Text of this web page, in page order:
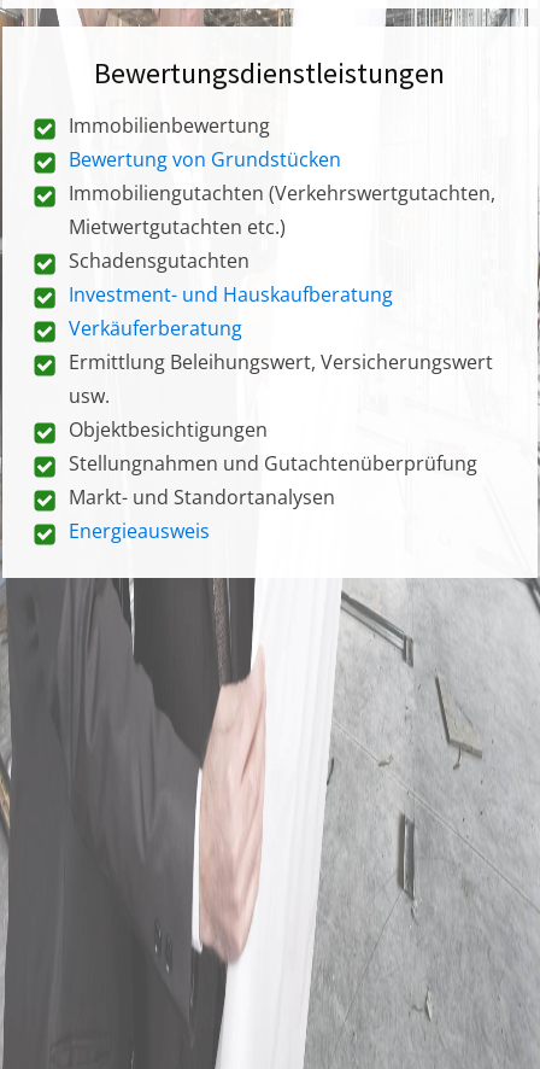
Bewertungsdienstleistungen
Immobilienbewertung
Bewertung von Grundstücken
Immobiliengutachten (Verkehrswertgutachten,
Mietwertgutachten etc.)
Schadensgutachten
Investment- und Hauskaufberatung
Verkäuferberatung
Ermittlung Beleihungswert, Versicherungswert
usw.
Objektbesichtigungen
Stellungnahmen und Gutachtenüberprüfung
Markt- und Standortanalysen
Energieausweis